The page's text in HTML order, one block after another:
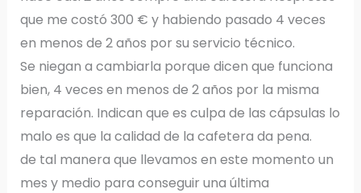
que me costó 300 € y habiendo pasado 4 veces
en menos de 2 años por su servicio técnico.
Se niegan a cambiarla porque dicen que funciona
bien, 4 veces en menos de 2 años por la misma
reparación. Indican que es culpa de las cápsulas lo
malo es que la calidad de la cafetera da pena.
de tal manera que llevamos en este momento un
mes y medio para conseguir una última